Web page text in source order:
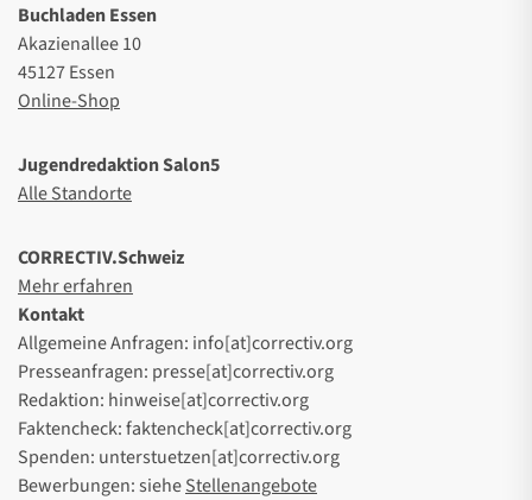
Buchladen Essen
Akazienallee 10
45127 Essen
Online-Shop
Jugendredaktion Salon5
Alle Standorte
CORRECTIV.Schweiz
Mehr erfahren
Kontakt
Allgemeine Anfragen: info[at]correctiv.org
Presseanfragen: presse[at]correctiv.org
Redaktion: hinweise[at]correctiv.org
Faktencheck: faktencheck[at]correctiv.org
Spenden: unterstuetzen[at]correctiv.org
Bewerbungen: sieheStellenangebote